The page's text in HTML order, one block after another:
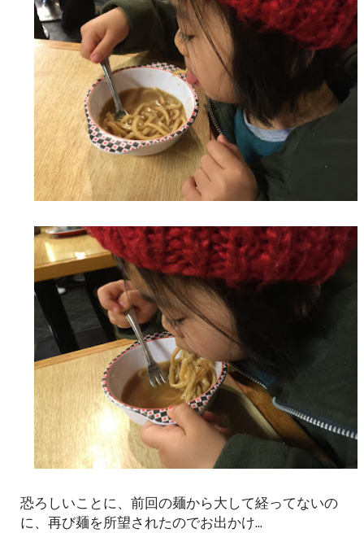
恐ろしいことに、前回の麺から大して経ってないの
に、再び麺を所望されたのでお出かけ...